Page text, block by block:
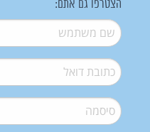
הצטרפו גם אתם:
שם משתמש*
דואל*
סיסמה*